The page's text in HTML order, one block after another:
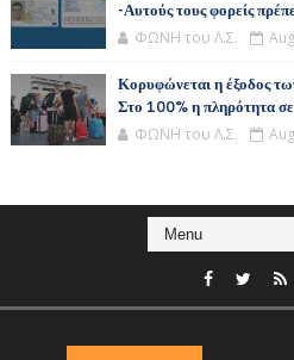
-Αυτούς τους φορείς
ΦΩΝΗ του Λ.Σ.
Κορυφώνεται η έξοδος
Στο 100% η πληρότητα
ΦΩΝΗ του Λ.Σ.